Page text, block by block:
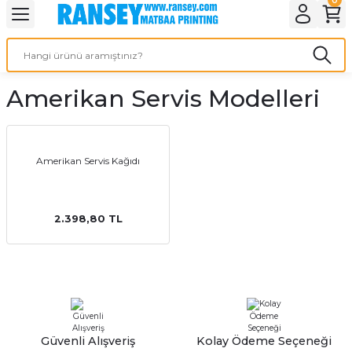
Geri Dön
Geri Dön
Geri Dön
Geri Dön
Ürünleri
Geri Dön
Geri Dön
Geri Dön
Amerikan Servis Modelleri
Amerikan Servis Kağıdı
2.398,80 TL
Güvenli Alışveriş Kolay Ödeme Seçeneği